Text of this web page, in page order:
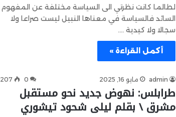
لطالما كانت نظرتي الى السياسة مختلفة عن المفهوم
السائد فالسياسة في معناها النبيل ليست صراعا ولا
سجالا ولا كيدية .…
أكمل القراءة »
admin مايو 16, 2025 0
207
طرابلس: نهوض جديد نحو مستقبل
مشرق \ بقلم ليلى شحود تيشوري